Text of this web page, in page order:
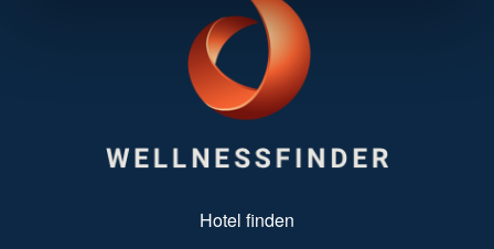
Hotel finden